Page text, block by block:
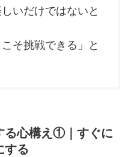
いだけではないと
そ挑戦できる」と
る心構え①｜ すぐに
する